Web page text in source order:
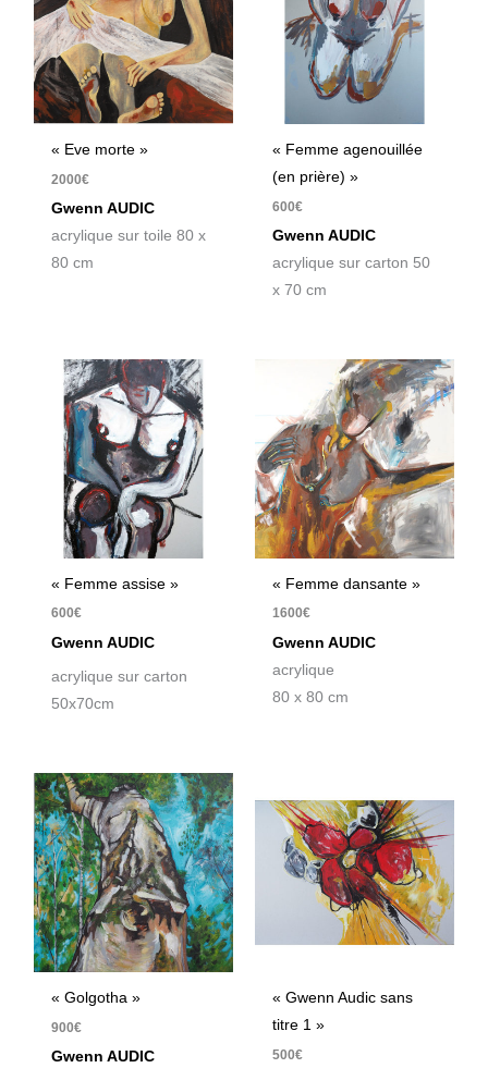
« Eve morte »
2000€
Gwenn AUDIC
acrylique sur toile 80 x
80 cm
« Femme agenouillée
(en prière) »
600€
Gwenn AUDIC
acrylique sur carton 50
x 70 cm
« Femme assise »
600€
Gwenn AUDIC
acrylique sur carton
50x70cm
« Femme dansante »
1600€
Gwenn AUDIC
acrylique
80 x 80 cm
« Golgotha »
900€
Gwenn AUDIC
« Gwenn Audic sans
titre 1 »
500€